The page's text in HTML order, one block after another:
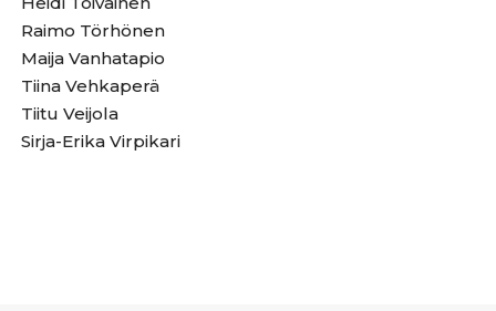
Raimo Törhönen
Maija Vanhatapio
Tiina Vehkaperä
Tiitu Veijola
Sirja-Erika Virpikari